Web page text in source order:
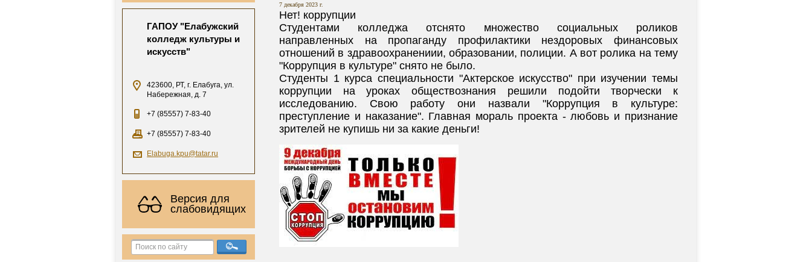
ГАПОУ "Елабужский
колледж культуры и
искусств"
423600, РТ, г. Елабуга, ул.
Набережная, д. 7
+7 (85557) 7-83-40
+7 (85557) 7-83-40
Elabuga.kpu@tatar.ru
Версия для
слабовидящих
7 декабря 2023 г.
Нет! коррупции
Студентами колледжа отснято множество социальных роликов
направленных на пропаганду профилактики нездоровых финансовых
отношений в здравоохранениии, образовании, полиции. А вот ролика на тему
"Коррупция в культуре" снято не было.
Студенты 1 курса специальности "Актерское искусство" при изучении темы
коррупции на уроках обществознания решили подойти творчески к
исследованию. Свою работу они назвали "Коррупция в культуре:
преступление и наказание". Главная мораль проекта - любовь и признание
зрителей не купишь ни за какие деньги!